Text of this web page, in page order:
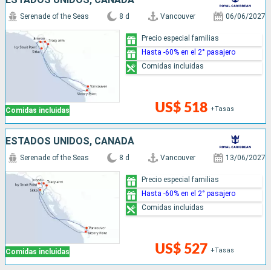
Comidas incluidas
Serenade of the Seas 8 d Vancouver 06/06/2027
US$ 518 +Tasas
Precio especial familias
Hasta -60% en el 2° pasajero
Comidas incluidas
ESTADOS UNIDOS, CANADÁ
Comidas incluidas
Serenade of the Seas 8 d Vancouver 13/06/2027
US$ 527 +Tasas
Precio especial familias
Hasta -60% en el 2° pasajero
Comidas incluidas